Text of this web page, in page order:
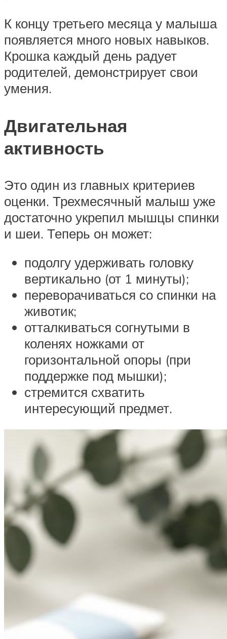
К концу третьего месяца у малыша
появляется много новых навыков.
Крошка каждый день радует
родителей, демонстрирует свои
умения.
Двигательная
активность
Это один из главных критериев
оценки. Трехмесячный малыш уже
достаточно укрепил мышцы спинки
и шеи. Теперь он может:
подолгу удерживать головку
вертикально (от 1 минуты);
переворачиваться со спинки на
животик;
отталкиваться согнутыми в
коленях ножками от
горизонтальной опоры (при
поддержке под мышки);
стремится схватить
интересующий предмет.